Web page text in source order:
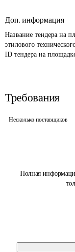
Полная
Доп. информация
Название тендера на
этилового
ID тендера на
Требования
Несколько поставщиков